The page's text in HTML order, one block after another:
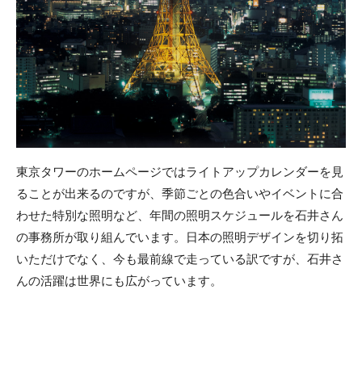
東京タワーのホームページではライトアップカレンダーを見
ることが出来るのですが、季節ごとの色合いやイベントに合
わせた特別な照明など、年間の照明スケジュールを石井さん
の事務所が取り組んでいます。日本の照明デザインを切り拓
いただけでなく、今も最前線で走っている訳ですが、石井さ
んの活躍は世界にも広がっています。